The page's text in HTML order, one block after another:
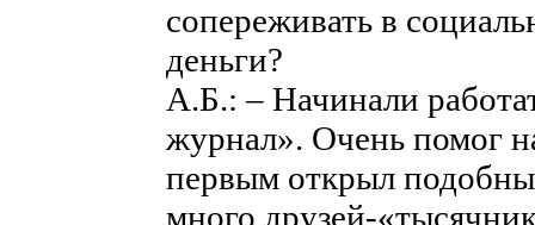
сопереживать в
деньги?
А.Б.: – Начинали
журнал». Очень помог
первым открыл
много друзей-